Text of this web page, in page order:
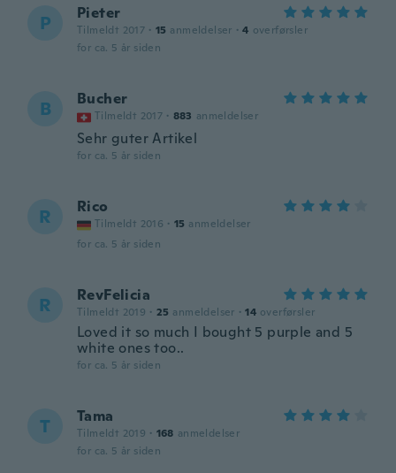
P Pieter
Tilmeldt 2017 · 15 anmeldelser · 4 overførsler
for ca. 5 år siden
B Bucher
Tilmeldt 2017 · 883 anmeldelser
Sehr guter Artikel
for ca. 5 år siden
R Rico
Tilmeldt 2016 · 15 anmeldelser
for ca. 5 år siden
R RevFelicia
Tilmeldt 2019 · 25 anmeldelser · 14 overførsler
Loved it so much I bought 5 purple and 5
white ones too..
for ca. 5 år siden
T Tama
Tilmeldt 2019 · 168 anmeldelser
for ca. 5 år siden